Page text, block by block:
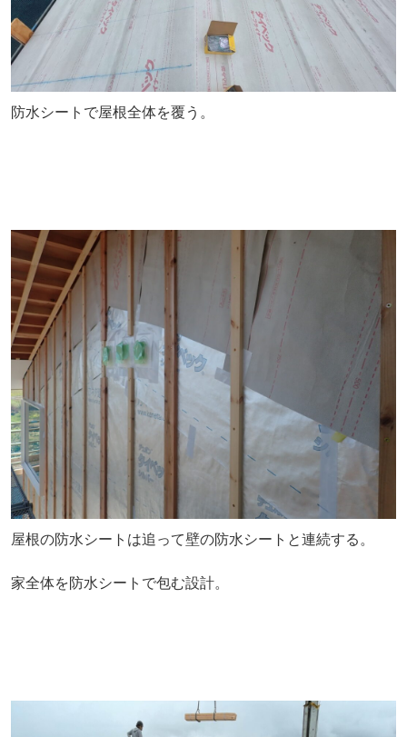
防水シートで屋根全体を覆う。
屋根の防水シートは追って壁の防水シートと連続する。
家全体を防水シートで包む設計。